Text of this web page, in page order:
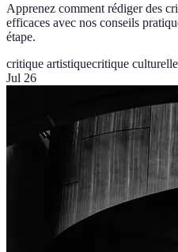
Apprenez comment rédiger des
efficaces avec nos conseils
étape.
critique artistiquecritique culturelle
Jul 26